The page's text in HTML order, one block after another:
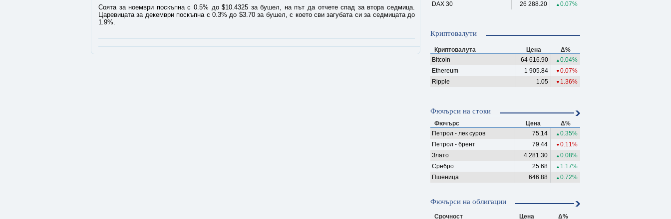
Соята за ноември поскъпна с 0.5% до $10.4325 за бушел, на път да отчете спад за втора седмица.
Царевицата за декември поскъпна с 0.3% до $3.70 за бушел, с което сви загубата си за седмицата до
1.9%.
DAX 30
26 288.20 ▲ 0.07%
Криптовалути
Криптовалута Цена
Δ%
Bitcoin
64 616.90 ▲ 0.04%
Ethereum
1 905.84 ▼ 0.07%
Ripple
1.05 ▼ 1.36%
Фючърси на стоки
Фючърс Цена
Δ%
Петрол - лек суров
75.14 ▲ 0.35%
Петрол - брент
79.44 ▼ 0.11%
Злато
4 281.30 ▲ 0.08%
Сребро
25.68 ▲ 1.17%
Пшеница
646.88 ▲ 0.72%
Фючърси на облигации
Срочност Цена Δ%